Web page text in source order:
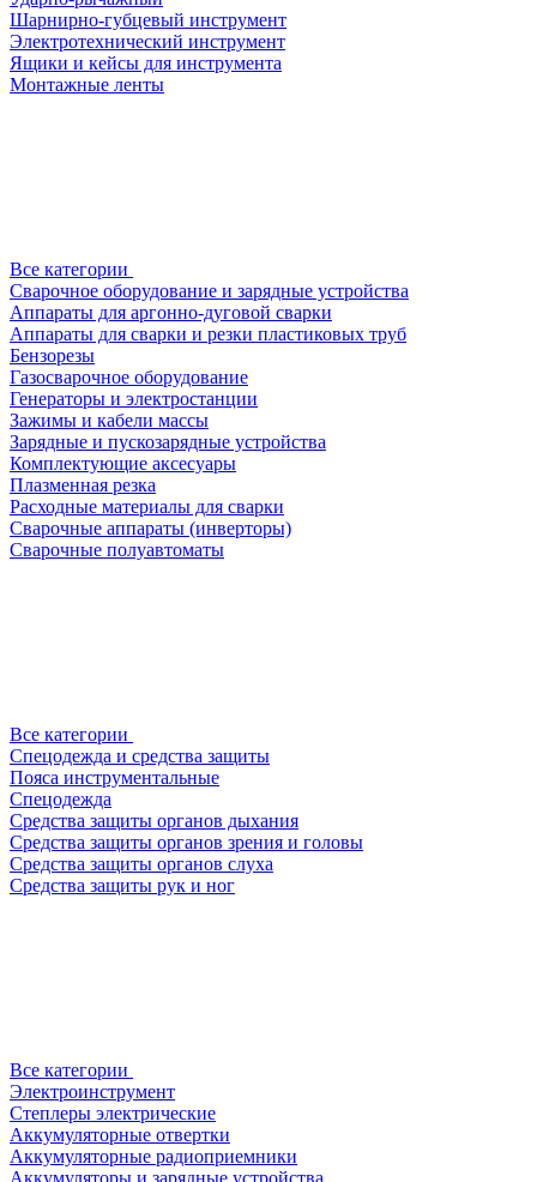
Шарнирно-губцевый инструмент
Электротехнический инструмент
Ящики и кейсы для инструмента
Монтажные ленты
Все категории
Сварочное оборудование и зарядные устройства
Аппараты для аргонно-дуговой сварки
Аппараты для сварки и резки пластиковых труб
Бензорезы
Газосварочное оборудование
Генераторы и электростанции
Зажимы и кабели массы
Зарядные и пускозарядные устройства
Комплектующие аксесуары
Плазменная резка
Расходные материалы для сварки
Сварочные аппараты (инверторы)
Сварочные полуавтоматы
Все категории
Спецодежда и средства защиты
Пояса инструментальные
Спецодежда
Средства защиты органов дыхания
Средства защиты органов зрения и головы
Средства защиты органов слуха
Средства защиты рук и ног
Все категории
Электроинструмент
Степлеры электрические
Аккумуляторные отвертки
Аккумуляторные радиоприемники
Аккумуляторы и зарядные устройства